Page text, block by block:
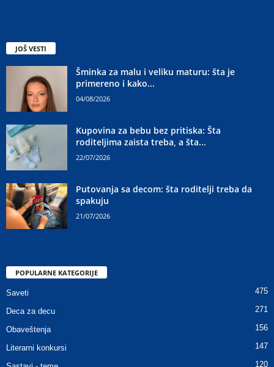
JOŠ VESTI
Šminka za malu i veliku maturu: šta je
primereno i kako...
04/08/2026
Kupovina za bebu bez pritiska: Šta
roditeljima zaista treba, a šta...
22/07/2026
Putovanja sa decom: šta roditelji treba da
spakuju
21/07/2026
POPULARNE KATEGORIJE
Saveti 475
Deca za decu 271
Obaveštenja 156
Literarni konkursi 147
120